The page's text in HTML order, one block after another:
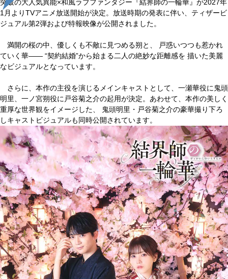
突破の大人気異能×和風ラブファンタジー『結界師の一輪華』が2027年
1月よりTVアニメ放送開始が決定。放送時期の発表に伴い、ティザービ
ジュアル第2弾および特報映像が公開されました。
満開の桜の中、優しくも不敵に見つめる朔と、 戸惑いつつも惹かれ
ていく華―― “契約結婚”から始まる二人の絶妙な距離感を 描いた美麗
なビジュアルとなっています。
さらに、本作の主役を演じるメインキャストとして、一瀬華役に鬼頭
明里、一ノ宮朔役に戸谷菊之介の起用が決定。あわせて、本作の美しく
重厚な世界観をイメージした、 鬼頭明里・戸谷菊之介の豪華撮り下ろ
しキャストビジュアルも同時公開されています。